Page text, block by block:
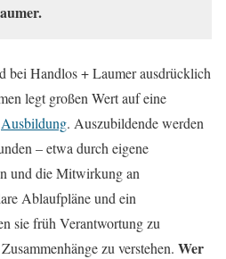
bei Handlos + Laumer ausdrücklich
legt großen Wert auf eine
Ausbildung. Auszubildende werden
– etwa durch eigene
und die Mitwirkung an
Ablaufpläne und ein
sie früh Verantwortung zu
zu verstehen. Wer